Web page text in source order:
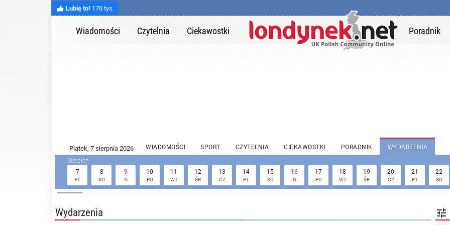
Lubię to! 170 tys.
Wiadomości Czytelnia Ciekawostki Poradnik
WIADOMOŚCI SPORT CZYTELNIA CIEKAWOSTKI PORADNIK WYDARZENIA
7
PT
8
SO
9
N
10
PO
11
WT
12
ŚR
13
CZ
14
PT
15
SO
16
N
17
PO
18
WT
19
ŚR
20
CZ
21
PT
22
SO

Wydarzenia